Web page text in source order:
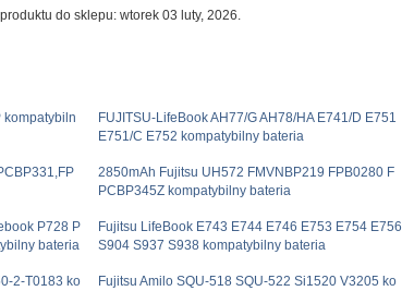
do sklepu: wtorek 03 luty, 2026.
kompatybiln
FUJITSU-LifeBook AH77/G AH78/HA E741/D E751
E751/C E752 kompatybilny bateria
2850mAh Fujitsu UH572 FMVNBP219 FPB0280 F
PCBP345Z kompatybilny bateria
P728 P
bateria
Fujitsu LifeBook E743 E744 E746 E753 E754 E756
S904 S937 S938 kompatybilny bateria
2-T0183 ko
Fujitsu Amilo SQU-518 SQU-522 Si1520 V3205 ko